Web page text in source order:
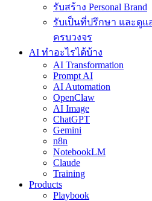
รับสร้าง Personal Brand
รับเป็นที่ปรึกษา และดู
ครบวงจร
AI ทำอะไรได้บ้าง
AI Transformation
Prompt AI
AI Automation
OpenClaw
AI Image
ChatGPT
Gemini
n8n
NotebookLM
Claude
Training
Products
Playbook